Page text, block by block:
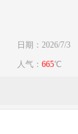
日期：2026/7/3
人气： 665℃